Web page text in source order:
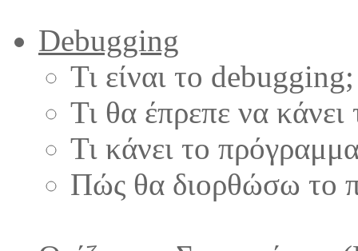
Debugging
Τι είναι το debugging;
Τι θα έπρεπε να
Τι κάνει το
Πώς θα διορθώσω το